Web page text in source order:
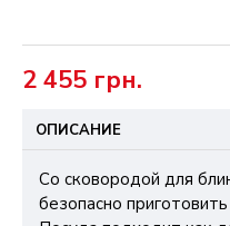
2 455 грн.
ОПИСАНИЕ
Со сковородой для
безопасно